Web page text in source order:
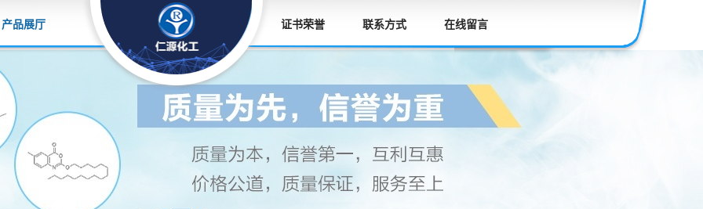
产品展厅 证书荣誉 联系方式 在线留言